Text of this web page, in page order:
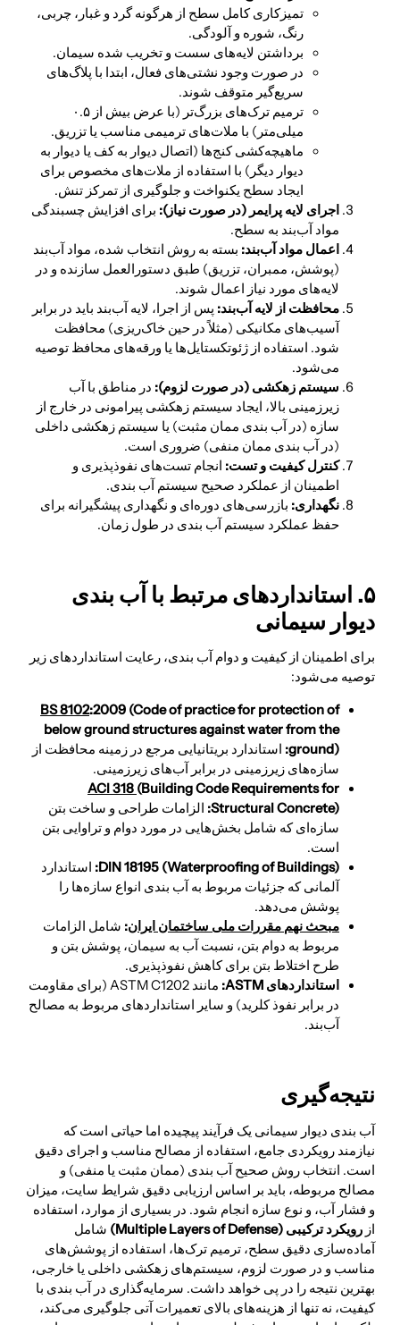
تمیزکاری کامل سطح از هرگونه گرد و غبار، چربی،
رنگ، شوره و آلودگی.
برداشتن لایه‌های سست و تخریب شده سیمان.
در صورت وجود نشتی‌های فعال، ابتدا با پلاگ‌های
سریع‌گیر متوقف شوند.
ترمیم ترک‌های بزرگ‌تر (با عرض بیش از ۰.۵
میلی‌متر) با ملات‌های ترمیمی مناسب یا تزریق.
ماهیچه‌کشی کنج‌ها (اتصال دیوار به کف یا دیوار به
دیوار دیگر) با استفاده از ملات‌های مخصوص برای
ایجاد سطح یکنواخت و جلوگیری از تمرکز تنش.
اجرای لایه پرایمر (در صورت نیاز): برای افزایش چسبندگی
مواد آب‌بند به سطح.
اعمال مواد آب‌بند: بسته به روش انتخاب شده، مواد آب‌بند
(پوشش، ممبران، تزریق) طبق دستورالعمل سازنده و در
لایه‌های مورد نیاز اعمال شوند.
محافظت از لایه آب‌بند: پس از اجرا، لایه آب‌بند باید در برابر
آسیب‌های مکانیکی (مثلاً در حین خاک‌ریزی) محافظت
شود. استفاده از ژئوتکستایل‌ها یا ورقه‌های محافظ توصیه
می‌شود.
سیستم زهکشی (در صورت لزوم): در مناطق با آب
زیرزمینی بالا، ایجاد سیستم زهکشی پیرامونی در خارج از
سازه (در آب بندی ممان مثبت) یا سیستم زهکشی داخلی
(در آب بندی ممان منفی) ضروری است.
کنترل کیفیت و تست: انجام تست‌های نفوذپذیری و
اطمینان از عملکرد صحیح سیستم آب بندی.
نگهداری: بازرسی‌های دوره‌ای و نگهداری پیشگیرانه برای
حفظ عملکرد سیستم آب بندی در طول زمان.
۵. استانداردهای مرتبط با آب بندی
دیوار سیمانی
برای اطمینان از کیفیت و دوام آب بندی، رعایت استانداردهای زیر
توصیه می‌شود:
BS 8102:2009 (Code of practice for protection of
below ground structures against water from the
ground): استاندارد بریتانیایی مرجع در زمینه محافظت از
سازه‌های زیرزمینی در برابر آب‌های زیرزمینی.
ACI 318 (Building Code Requirements for
Structural Concrete): الزامات طراحی و ساخت بتن
سازه‌ای که شامل بخش‌هایی در مورد دوام و تراوایی بتن
است.
DIN 18195 (Waterproofing of Buildings):
استاندارد
آلمانی که جزئیات مربوط به آب بندی انواع سازه‌ها را
پوشش می‌دهد.
مبحث نهم مقررات ملی ساختمان ایران: شامل الزامات
مربوط به دوام بتن، نسبت آب به سیمان، پوشش بتن و
طرح اختلاط بتن برای کاهش نفوذپذیری.
استانداردهای ASTM:
مانند ASTM C1202 (برای مقاومت
در برابر نفوذ کلرید) و سایر استانداردهای مربوط به مصالح
آب‌بند.
نتیجه‌گیری
آب بندی دیوار سیمانی یک فرآیند پیچیده اما حیاتی است که
نیازمند رویکردی جامع، استفاده از مصالح مناسب و اجرای دقیق
است. انتخاب روش صحیح آب بندی (ممان مثبت یا منفی) و
مصالح مربوطه، باید بر اساس ارزیابی دقیق شرایط سایت، میزان
و فشار آب، و نوع سازه انجام شود. در بسیاری از موارد، استفاده
از رویکرد ترکیبی (Multiple Layers of Defense) شامل
آماده‌سازی دقیق سطح، ترمیم ترک‌ها، استفاده از پوشش‌های
مناسب و در صورت لزوم، سیستم‌های زهکشی داخلی یا خارجی،
بهترین نتیجه را در پی خواهد داشت. سرمایه‌گذاری در آب بندی با
کیفیت، نه تنها از هزینه‌های بالای تعمیرات آتی جلوگیری می‌کند،